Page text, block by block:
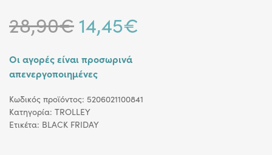
28,90€ Original
price
was:
28,90€.
14,45€
είναι:
Οι αγορές είναι προσωρινά
απενεργοποιημένες
Κωδικός προϊόντος: 5206021100841
Κατηγορία: TROLLEY
Ετικέτα: BLACK FRIDAY